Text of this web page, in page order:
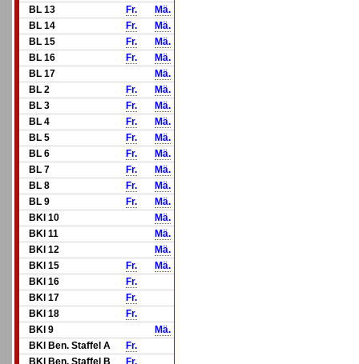
BL 13
Fr.
Mä.
BL 14
Fr.
Mä.
BL 15
Fr.
Mä.
BL 16
Fr.
Mä.
BL 17
Mä.
BL 2
Fr.
Mä.
BL 3
Fr.
Mä.
BL 4
Fr.
Mä.
BL 5
Fr.
Mä.
BL 6
Fr.
Mä.
BL 7
Fr.
Mä.
BL 8
Fr.
Mä.
BL 9
Fr.
Mä.
BKl 10
Mä.
BKl 11
Mä.
BKl 12
Mä.
BKl 15
Fr.
Mä.
BKl 16
Fr.
BKl 17
Fr.
BKl 18
Fr.
BKl 9
Mä.
BKl Ben. Staffel A
Fr.
BKl Ben. Staffel B
Fr.